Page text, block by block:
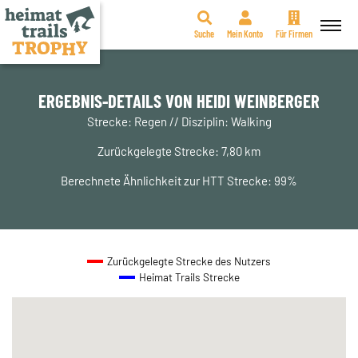
Zum
springen
Suche Mein Konto Für Firmen
ERGEBNIS-DETAILS VON HEIDI WEINBERGER
Strecke: Regen // Disziplin: Walking
Zurückgelegte Strecke: 7,80 km
Berechnete Ähnlichkeit zur HTT Strecke: 99%
Zurückgelegte Strecke des Nutzers
Heimat Trails Strecke